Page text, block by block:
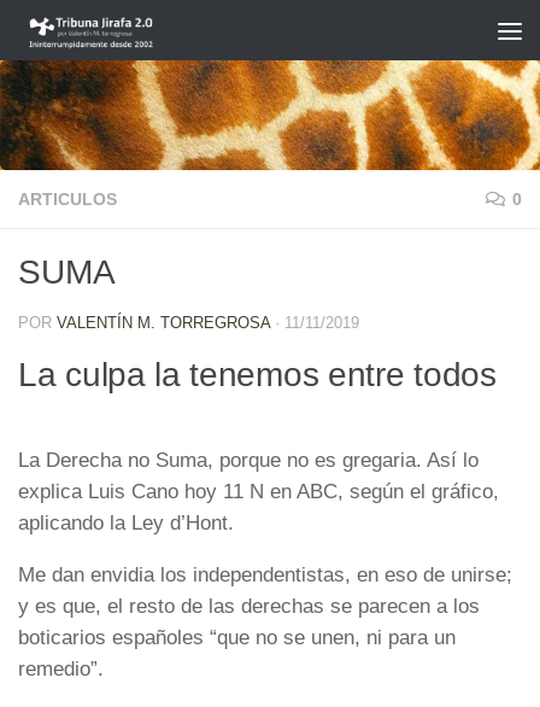
Saltar al contenido
ARTICULOS 0
SUMA
POR VALENTÍN M. TORREGROSA · 11/11/2019
La culpa la tenemos entre todos
La Derecha no Suma, porque no es gregaria. Así lo
explica Luis Cano hoy 11 N en ABC, según el gráfico,
aplicando la Ley d’Hont.
Me dan envidia los independentistas, en eso de unirse;
y es que, el resto de las derechas se parecen a los
boticarios españoles “que no se unen, ni para un
remedio”.